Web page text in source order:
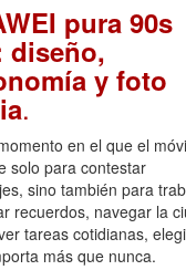
pura 90s
diseño,
y foto
.
en el que el
solo para contestar
sino también para
recuerdos, navegar la
tareas cotidianas,
más que nunca.